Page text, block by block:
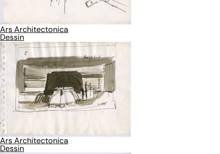
Ars Architectonica
Dessin
Ars Architectonica
Dessin